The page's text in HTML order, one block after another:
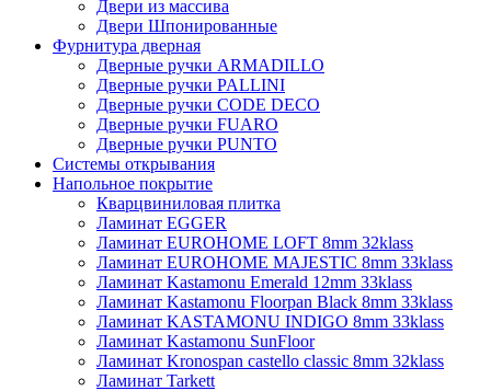
Двери из массива
Двери Шпонированные
Фурнитура дверная
Дверные ручки ARMADILLO
Дверные ручки PALLINI
Дверные ручки CODE DECO
Дверные ручки FUARO
Дверные ручки PUNTO
Системы открывания
Напольное покрытие
Кварцвиниловая плитка
Ламинат EGGER
Ламинат EUROHOME LOFT 8mm 32klass
Ламинат EUROHOME MAJESTIC 8mm 33klass
Ламинат Kastamonu Emerald 12mm 33klass
Ламинат Kastamonu Floorpan Black 8mm 33klass
Ламинат KASTAMONU INDIGO 8mm 33klass
Ламинат Kastamonu SunFloor
Ламинат Kronospan castello classic 8mm 32klass
Ламинат Tarkett